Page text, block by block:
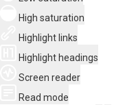
High saturation
Highlight links
Highlight headings
Screen reader
Read mode